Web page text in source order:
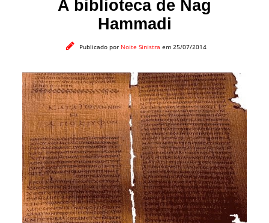
A biblioteca de Nag
Hammadi
Publicado por Noite Sinistra em 25/07/2014